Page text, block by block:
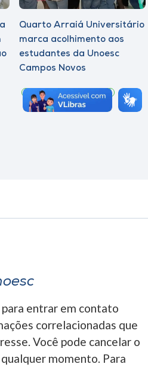
Quarto Arraiá Universitário
marca acolhimento aos
estudantes da Unoesc
Campos Novos
Graduação Notícia
entrar em contato
correlacionadas que
Você pode cancelar o
momento. Para